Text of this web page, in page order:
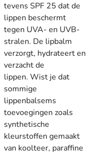
tevens SPF 25 dat de
lippen beschermt
tegen UVA- en UVB-
stralen. De lipbalm
verzorgt, hydrateert en
verzacht de
lippen. Wist je dat
sommige
lippenbalsems
toevoegingen zoals
synthetische
kleurstoffen gemaakt
van koolteer, paraffine